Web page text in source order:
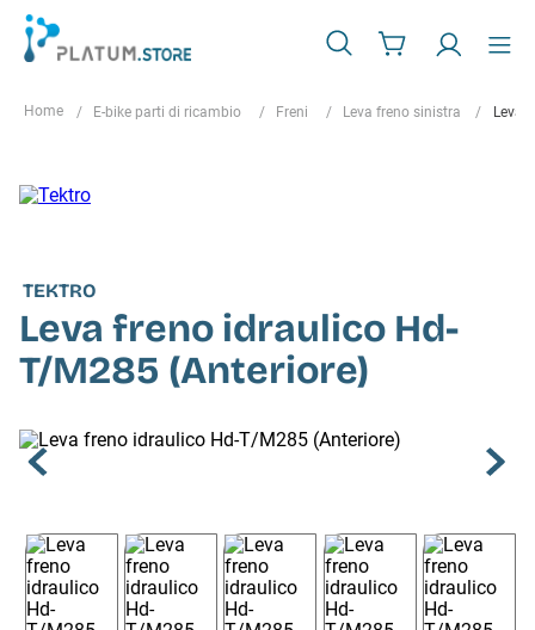
E-bike parti di ricambio Freni Leva freno sinistra Leva
TEKTRO
Leva freno idraulico Hd-
T/M285 (Anteriore)